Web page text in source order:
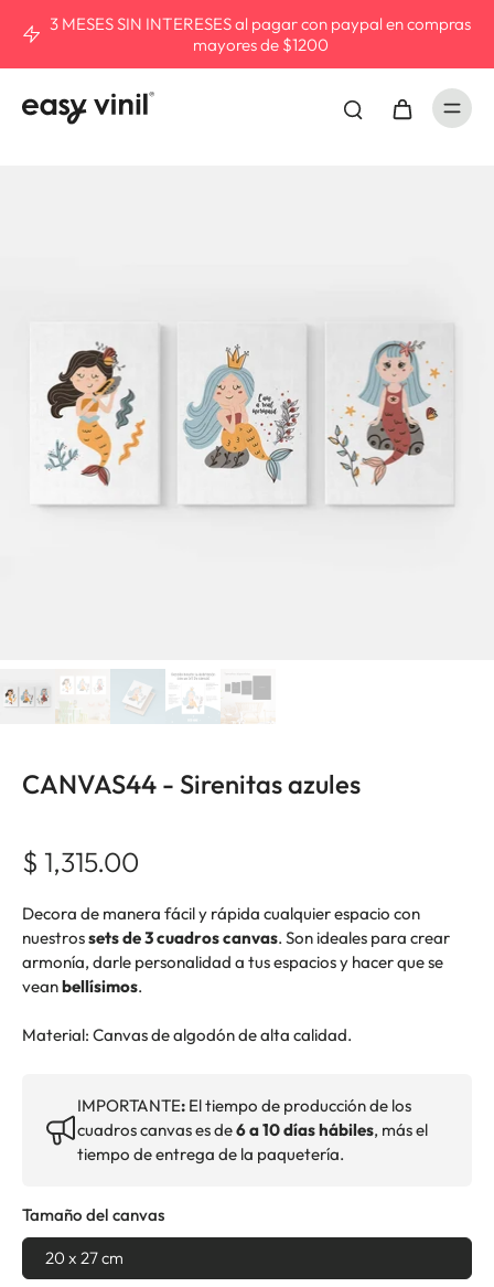
3 MESES SIN INTERESES al pagar con paypal en compras
mayores de $1200
CANVAS44 - Sirenitas azules
$ 1,315.00
Decora de manera fácil y rápida cualquier espacio con
nuestrossets de 3 cuadros canvas. Son ideales para crear
armonía, darle personalidad a tus espacios y hacer que se
veanbellísimos.
Material: Canvas de algodón de alta calidad.
IMPORTANTE: El tiempo de producción de los
cuadros canvas es de6 a 10 días hábiles, más el
tiempo de entrega de la paquetería.
Tamaño del canvas
20 x 27 cm